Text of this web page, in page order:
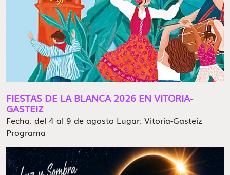
FIESTAS DE LA BLANCA 2026 EN VITORIA-
GASTEIZ
Fecha: del 4 al 9 de agosto Lugar: Vitoria-Gasteiz
Programa